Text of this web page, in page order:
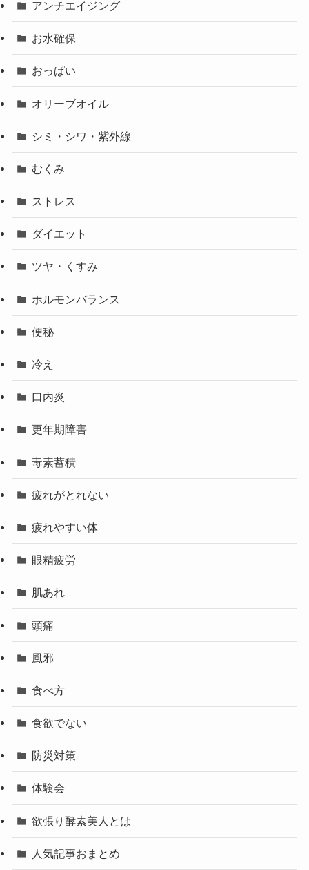
アンチエイジング
お水確保
おっぱい
オリーブオイル
シミ・シワ・紫外線
むくみ
ストレス
ダイエット
ツヤ・くすみ
ホルモンバランス
便秘
冷え
口内炎
更年期障害
毒素蓄積
疲れがとれない
疲れやすい体
眼精疲労
肌あれ
頭痛
風邪
食べ方
食欲でない
防災対策
体験会
欲張り酵素美人とは
人気記事おまとめ